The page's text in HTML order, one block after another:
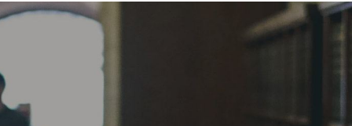
الرئيسيـة
القطاعـات